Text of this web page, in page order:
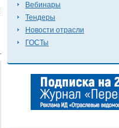
Вебинары
Тендеры
Новости отрасли
ГОСТы